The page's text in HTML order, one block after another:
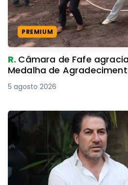
PREMIUM
R. Câmara de Fafe agraciada
Medalha de
5 agosto 2026